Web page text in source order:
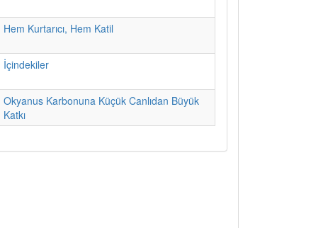
Hem Kurtarıcı, Hem Katil
İçindekiler
Okyanus Karbonuna Küçük Canlıdan Büyük
Katkı